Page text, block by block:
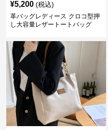
¥5,200 (税込)
革バッグレディース クロコ型押
し大容量レザートートバッグ